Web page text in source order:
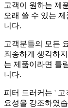
고객이 원하는 제
오래 쓸 수 있는
니다.
고객분들의 모든
죄송하게 생각하
는 제품이라면 틀
니다.
피터 드러커는 '
요성을 강조하였